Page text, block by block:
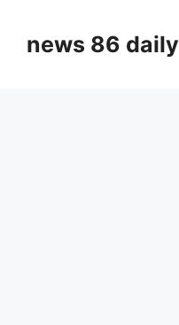
contentnews 86 daily